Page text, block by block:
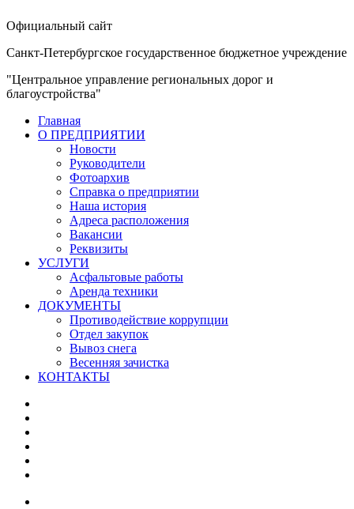
Официальный сайт
Санкт-Петербургское государственное бюджетное учреждение
"Центральное управление региональных дорог и
благоустройства"
Главная
О ПРЕДПРИЯТИИ
Новости
Руководители
Фотоархив
Справка о предприятии
Наша история
Адреса расположения
Вакансии
Реквизиты
УСЛУГИ
Асфальтовые работы
Аренда техники
ДОКУМЕНТЫ
Противодействие коррупции
Отдел закупок
Вывоз снега
Весенняя зачистка
КОНТАКТЫ